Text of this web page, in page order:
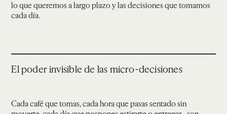
lo que queremos a largo plazo y las decisiones que tomamos
cada día.
El poder invisible de las micro-decisiones
Cada café que tomas, cada hora que pasas sentado sin